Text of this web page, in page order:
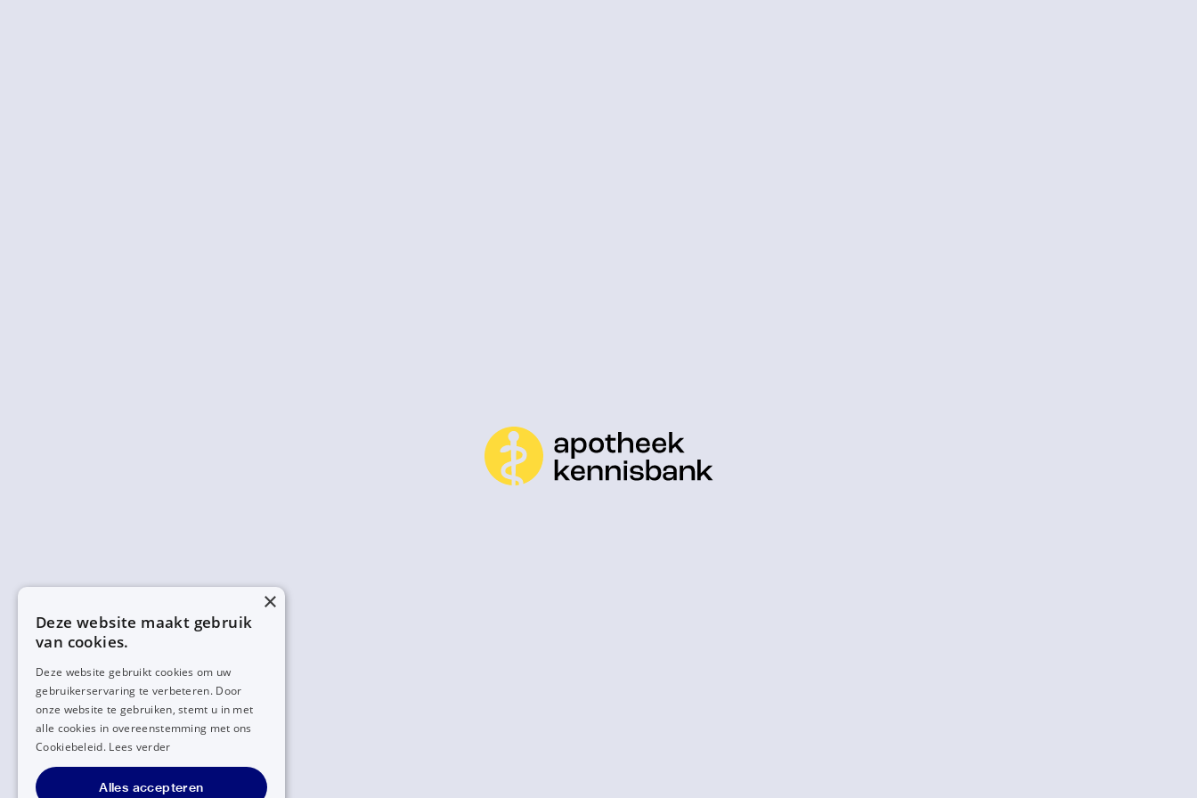
×
Deze website maakt gebruik
van cookies.
Deze website gebruikt cookies om uw
gebruikerservaring te verbeteren. Door
onze website te gebruiken, stemt u in met
alle cookies in overeenstemming met ons
Cookiebeleid. Lees verder
Alles accepteren